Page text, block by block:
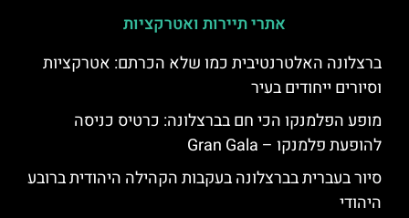
אתרי תיירות ואטרקציות
ברצלונה האלטרנטיבית כמו שלא הכרתם: אטרקציות
וסיורים ייחודים בעיר
מופע הפלמנקו הכי חם בברצלונה: כרטיס כניסה
להופעת פלמנקו – Gran Gala
סיור בעברית בברצלונה בעקבות הקהילה היהודית ברובע
היהודי